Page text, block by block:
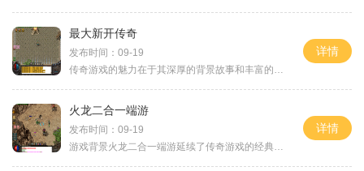
最大新开传奇
发布时间：09-19
传奇游戏的魅力在于其深厚的背景故事和丰富的角色设定。玩家可以选择不同的职业，如战士、道士和法师，每个职业都有其独特的技能和玩法，给玩家带来了不同的游戏体验。战士：作为近战职业，战士以高攻击和防御见长。在最大新开传奇中，战士的技能刀刀毒让敌人
详情
火龙二合一端游
发布时间：09-19
游戏背景火龙二合一端游延续了传奇游戏的经典背景设定，玩家将置身于一个充满魔法与战斗的大陆——魔龙城。玩家可以选择不同的职业，探索广袤的地图，完成任务，打怪升级，与其他玩家进行交互。盟重省作为游戏中的重要地区，是新手玩家的起始点，也是众多高手
详情